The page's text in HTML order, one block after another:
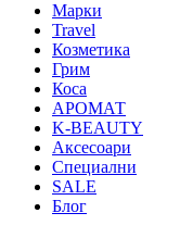
Mарки
Travel
Козметика
Грим
Коса
АРОМАТ
K-BEAUTY
Аксесоари
Специални
SALE
Блог